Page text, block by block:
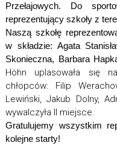
Przełajowych. Do
reprezentujący szkoły z
Naszą szkołę
w składzie: Agata
Skonieczna, Barbara
Höhn uplasowała się
chłopców: Filip
Lewiński, Jakub Dolny,
wywalczyła II miejsce.
Gratulujemy wszystkim
kolejne starty!